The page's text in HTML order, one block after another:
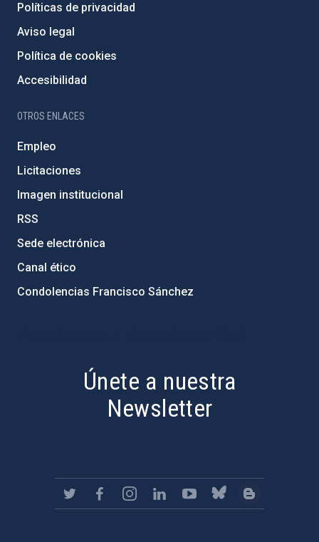
Políticas de privacidad
Aviso legal
Política de cookies
Accesibilidad
OTROS ENLACES
Empleo
Licitaciones
Imagen institucional
RSS
Sede electrónica
Canal ético
Condolencias Francisco Sánchez
Únete a nuestra
Newsletter